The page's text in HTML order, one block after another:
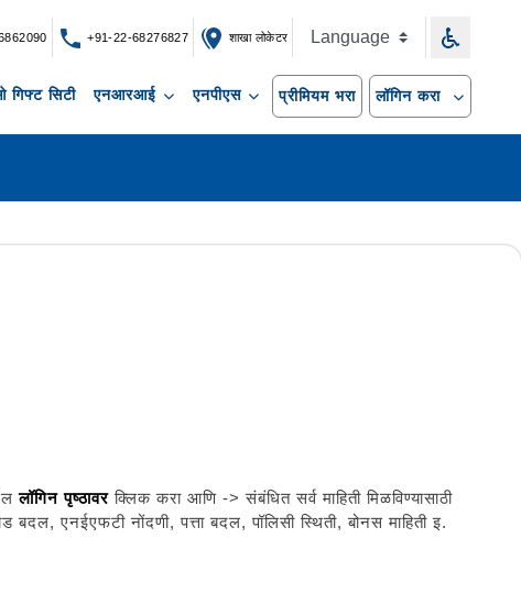
+91-22-68276827 शाखा लोकेटर
सिटी एनआरआई एनपीएस प्रीमियम भरा लॉगिन करा
लॉगिन पृष्ठावरक्लिक करा आणि -> संबंधित सर्व माहिती मिळविण्यासाठी
एनईएफटी नोंदणी, पत्ता बदल, पॉलिसी स्थिती, बोनस माहिती इ.